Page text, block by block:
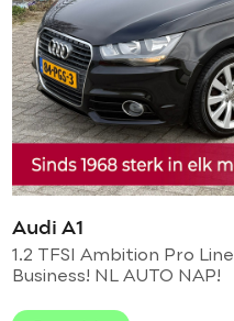
Audi A1
1.2 TFSI Ambition Pro Line
Business! NL AUTO NAP!